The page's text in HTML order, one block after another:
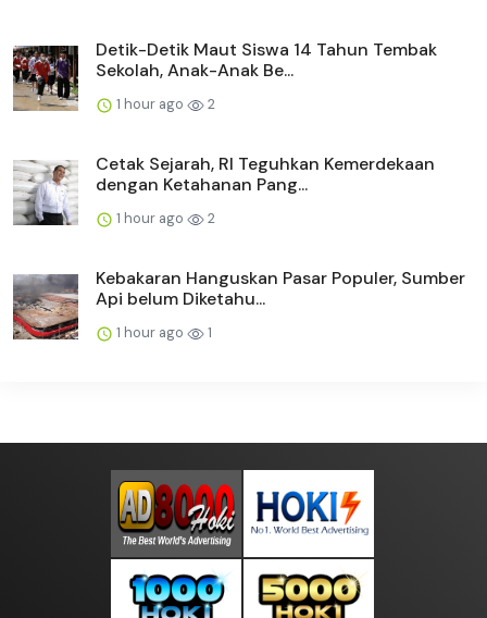
Detik-Detik Maut Siswa 14 Tahun Tembak
Sekolah, Anak-Anak Be...
1 hour ago 2
Cetak Sejarah, RI Teguhkan Kemerdekaan
dengan Ketahanan Pang...
1 hour ago 2
Kebakaran Hanguskan Pasar Populer, Sumber
Api belum Diketahu...
1 hour ago 1